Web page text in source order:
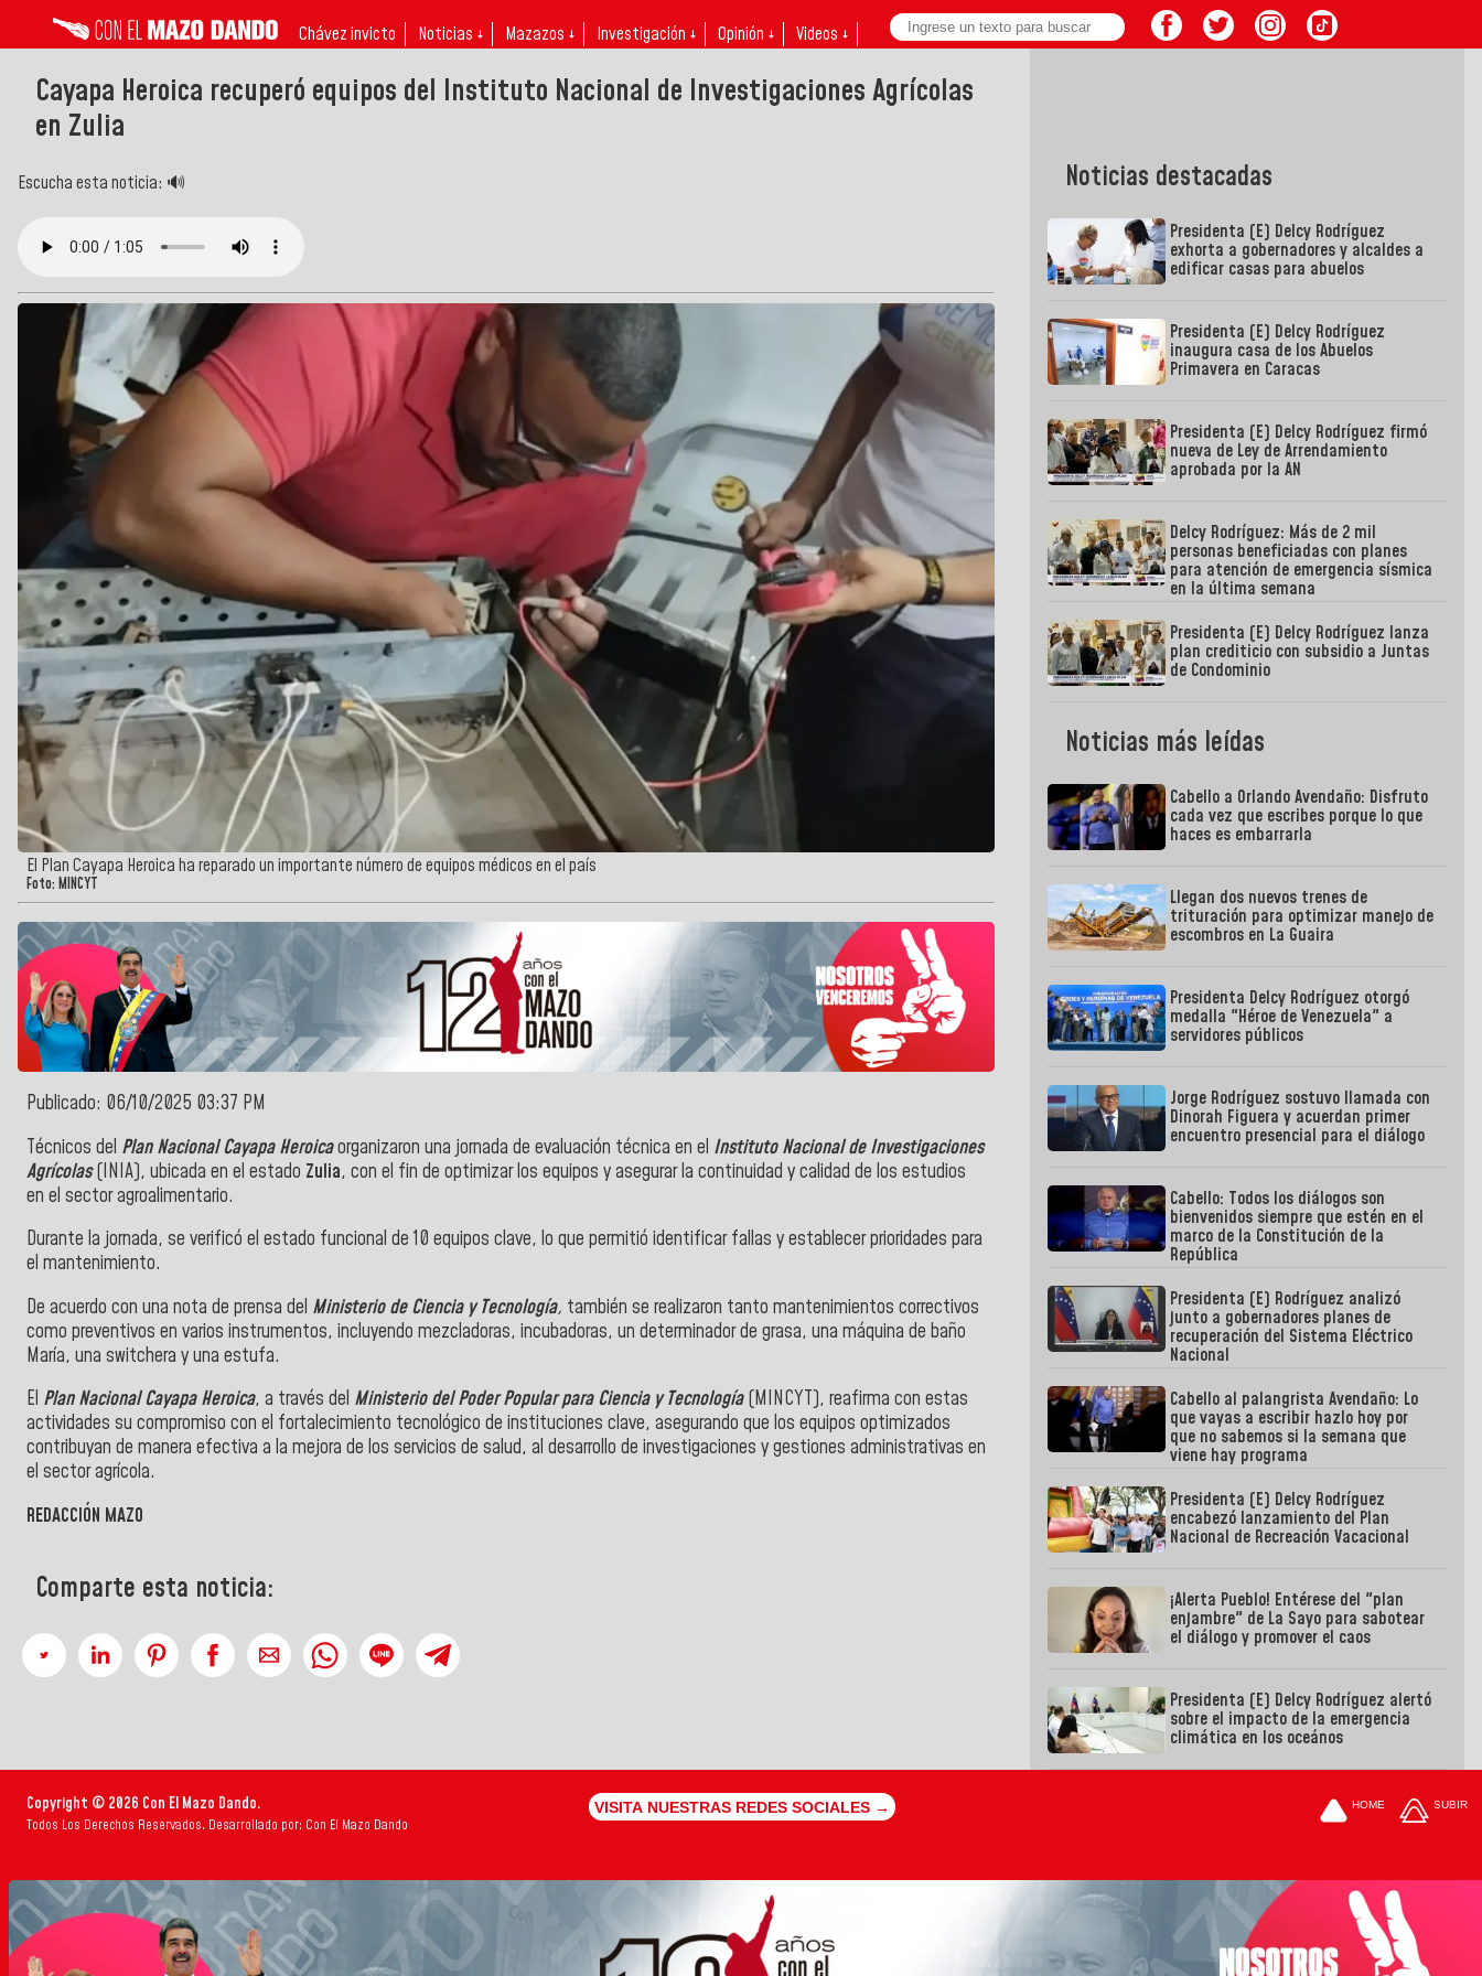
Chávez invicto Noticias ↓ Mazazos ↓ Investigación ↓ Opinión ↓ Videos ↓
Cayapa Heroica recuperó equipos del Instituto Nacional de Investigaciones Agrícolas
en Zulia
Escucha esta noticia: 🔊
El Plan Cayapa Heroica ha reparado un importante número de equipos médicos en el país
Foto: MINCYT
Publicado: 06/10/2025 03:37 PM
Técnicos del Plan Nacional Cayapa Heroicaorganizaron una jornada de evaluación técnica en el Instituto Nacional de Investigaciones
Agrícolas(INIA), ubicada en el estado Zulia, con el fin de optimizar los equipos y asegurar la continuidad y calidad de los estudios
en el sector agroalimentario.
Durante la jornada, se verificó el estado funcional de 10 equipos clave, lo que permitió identificar fallas y establecer prioridades para
el mantenimiento.
De acuerdo con una nota de prensa del Ministerio de Ciencia y Tecnología, también se realizaron tanto mantenimientos correctivos
como preventivos en varios instrumentos, incluyendo mezcladoras, incubadoras, un determinador de grasa, una máquina de baño
María, una switchera y una estufa.
El Plan Nacional Cayapa Heroica, a través del Ministerio del Poder Popular para Ciencia y Tecnología(MINCYT), reafirma con estas
actividades su compromiso con el fortalecimiento tecnológico de instituciones clave, asegurando que los equipos optimizados
contribuyan de manera efectiva a la mejora de los servicios de salud, al desarrollo de investigaciones y gestiones administrativas en
el sector agrícola.
REDACCIÓN MAZO
Comparte esta noticia:
Noticias destacadas
Presidenta (E) Delcy Rodríguez
exhorta a gobernadores y alcaldes a
edificar casas para abuelos
Presidenta (E) Delcy Rodríguez
inaugura casa de los Abuelos
Primavera en Caracas
Presidenta (E) Delcy Rodríguez firmó
nueva de Ley de Arrendamiento
aprobada por la AN
Delcy Rodríguez: Más de 2 mil
personas beneficiadas con planes
para atención de emergencia sísmica
en la última semana
Presidenta (E) Delcy Rodríguez lanza
plan crediticio con subsidio a Juntas
de Condominio
Noticias más leídas
Cabello a Orlando Avendaño: Disfruto
cada vez que escribes porque lo que
haces es embarrarla
Llegan dos nuevos trenes de
trituración para optimizar manejo de
escombros en La Guaira
Presidenta Delcy Rodríguez otorgó
medalla "Héroe de Venezuela" a
servidores públicos
Jorge Rodríguez sostuvo llamada con
Dinorah Figuera y acuerdan primer
encuentro presencial para el diálogo
Cabello: Todos los diálogos son
bienvenidos siempre que estén en el
marco de la Constitución de la
República
Presidenta (E) Rodríguez analizó
junto a gobernadores planes de
recuperación del Sistema Eléctrico
Nacional
Cabello al palangrista Avendaño: Lo
que vayas a escribir hazlo hoy por
que no sabemos si la semana que
viene hay programa
Presidenta (E) Delcy Rodríguez
encabezó lanzamiento del Plan
Nacional de Recreación Vacacional
¡Alerta Pueblo! Entérese del "plan
enjambre" de La Sayo para sabotear
el diálogo y promover el caos
Presidenta (E) Delcy Rodríguez alertó
sobre el impacto de la emergencia
climática en los oceános
Copyright © 2026 Con El Mazo Dando.
Todos Los Derechos Reservados. Desarrollado por: Con El Mazo Dando
VISITA NUESTRAS REDES SOCIALES → HOME SUBIR